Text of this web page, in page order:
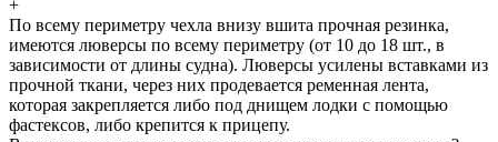
+
По всему периметру чехла внизу вшита прочная резинка,
имеются люверсы по всему периметру (от 10 до 18 шт., в
зависимости от длины судна). Люверсы усилены вставками из
прочной ткани, через них продевается ременная лента,
которая закрепляется либо под днищем лодки с помощью
фастексов, либо крепится к прицепу.